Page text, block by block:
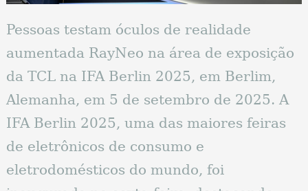
Pessoas testam óculos de realidade
aumentada RayNeo na área de exposição
da TCL na IFA Berlin 2025, em Berlim,
Alemanha, em 5 de setembro de 2025. A
IFA Berlin 2025, uma das maiores feiras
de eletrônicos de consumo e
eletrodomésticos do mundo, foi